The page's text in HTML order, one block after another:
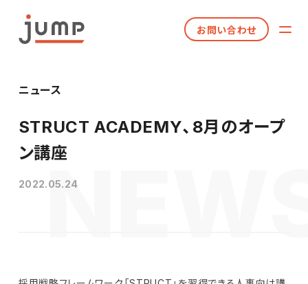
お問い合わせ
ニュース
STRUCT ACADEMY、8月のオープ
ン講座
2022.05.24